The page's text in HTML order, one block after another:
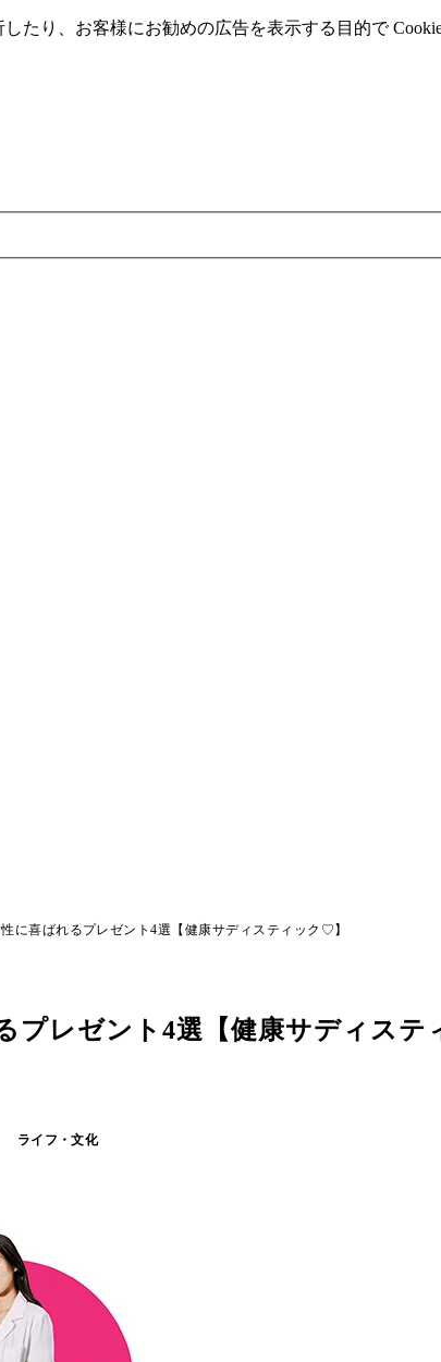
たり、お客様にお勧めの広告を表⽰する⽬的で
に喜ばれるプレゼント4選【健康サディスティック♡】
プレゼント4選【健康サディステ
ライフ・文化